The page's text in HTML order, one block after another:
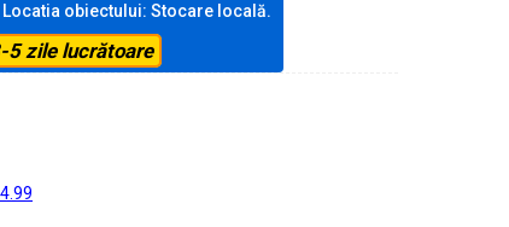
Locatia obiectului: Stocare locală.
5 zile lucrătoare